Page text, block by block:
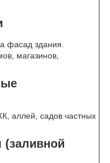
фасад здания.
магазинов,
аллей, садов частных